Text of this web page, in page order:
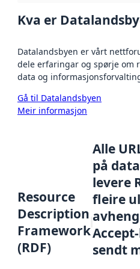
Kva er
Datalandsbyen er vårt
dele erfaringar og spørje om
data og
Gå til Datalandsbyen
Meir informasjon
Resource
Description
Framework
(RDF)
Alle
på
levere
fleire
sendt